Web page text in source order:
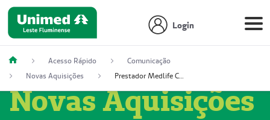
Login
Acesso Rápido
Comunicação
Novas Aquisições
Prestador Medlife Consultas e Diagnósticos (51004334-2)
Novas Aquisições